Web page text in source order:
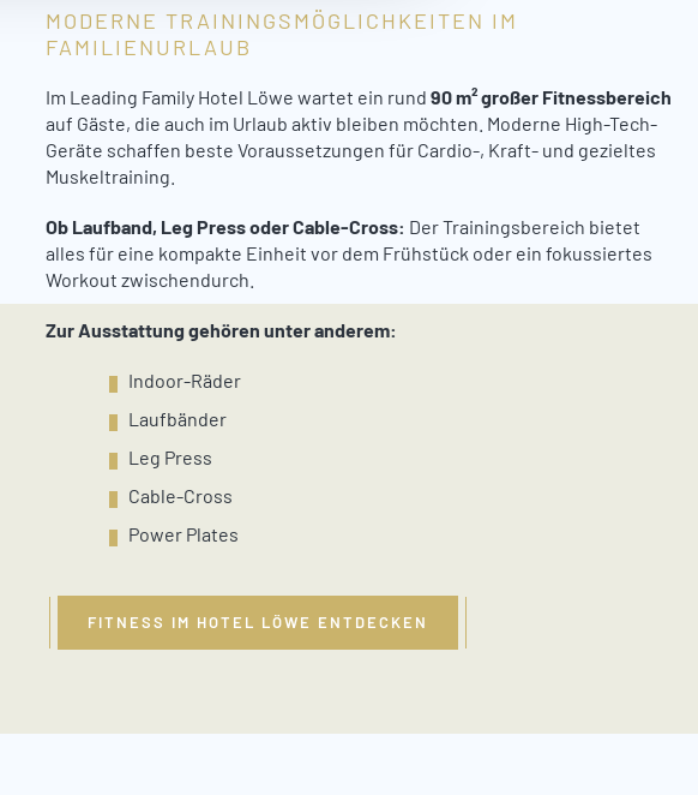
MODERNE TRAININGSMÖGLICHKEITEN IM
FAMILIENURLAUB
Im Leading Family Hotel Löwe wartet ein rund90 m² großer Fitnessbereich
auf Gäste, die auch im Urlaub aktiv bleiben möchten. Moderne High-Tech-
Geräte schaffen beste Voraussetzungen für Cardio-, Kraft- und gezieltes
Muskeltraining.
Ob Laufband, Leg Press oder Cable-Cross: Der Trainingsbereich bietet
alles für eine kompakte Einheit vor dem Frühstück oder ein fokussiertes
Workout zwischendurch.
Zur Ausstattung gehören unter anderem:
Indoor-Räder
Laufbänder
Leg Press
Cable-Cross
Power Plates
FITNESS IM HOTEL LÖWE ENTDECKEN